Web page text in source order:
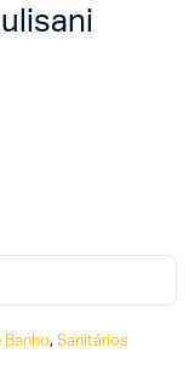
Banho, Sanitários